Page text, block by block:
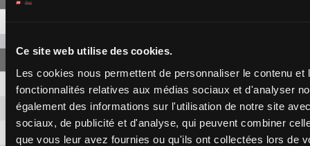
Ce site web utilise des cookies.
Les cookies nous permettent de personnaliser le contenu
fonctionnalités relatives aux médias sociaux et d'analyser
également des informations sur l'utilisation de notre site
sociaux, de publicité et d'analyse, qui peuvent combiner
que vous leur avez fournies ou qu'ils ont collectées lors de
7-12
7-11 1,90 €
1,90 €